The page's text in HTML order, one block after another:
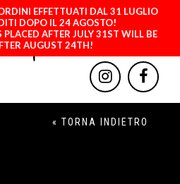
EFFETTUATI DAL 31 LUGLIO
DOPO IL 24 AGOSTO!
AFTER JULY 31ST WILL BE
AUGUST 24TH!
« TORNA INDIETRO